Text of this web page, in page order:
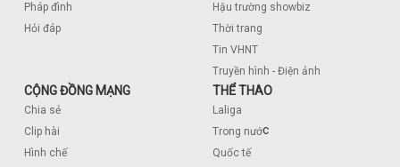
Pháp đình
Hỏi đáp
Hậu trường showbiz
Thời trang
Tin VHNT
Truyền hình - Điện ảnh
CỘNG ĐỒNG MẠNG
Chia sẻ
Clip hài
Hình chế
THỂ THAO
Laliga
Trong nước
Quốc tế